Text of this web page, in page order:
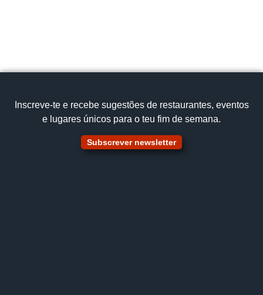
Inscreve‑te e recebe sugestões de restaurantes, eventos
e lugares únicos para o teu fim de semana.
Subscrever newsletter